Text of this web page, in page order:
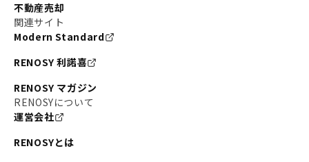
不動産売却
関連サイト
Modern Standard
RENOSY 利諾喜
RENOSY マガジン
RENOSYについて
運営会社
RENOSYとは